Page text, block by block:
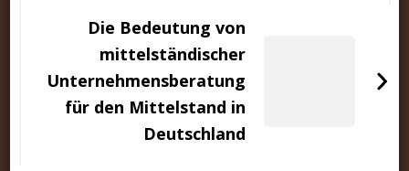
Die Bedeutung von
mittelständischer
Unternehmensberatung
für den Mittelstand in
Deutschland